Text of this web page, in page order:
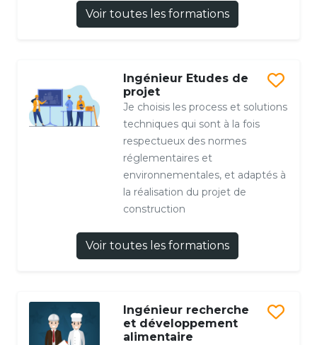
Voir toutes les formations
Ingénieur Etudes de
projet
Je choisis les process et solutions
techniques qui sont à la fois
respectueux des normes
réglementaires et
environnementales, et adaptés à
la réalisation du projet de
construction
Voir toutes les formations
Ingénieur recherche
et développement
alimentaire